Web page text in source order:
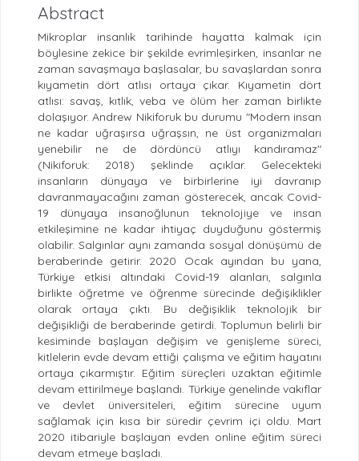
Abstract
Mikroplar insanlık tarihinde hayatta kalmak için
böylesine zekice bir şekilde evrimleşirken, insanlar ne
zaman savaşmaya başlasalar, bu savaşlardan sonra
kıyametin dört atlısı ortaya çıkar. Kıyametin dört
atlısı: savaş, kıtlık, veba ve ölüm her zaman birlikte
dolaşıyor. Andrew Nikiforuk bu durumu "Modern insan
ne kadar uğraşırsa uğraşsın, ne üst organizmaları
yenebilir ne de dördüncü atlıyı kandıramaz"
(Nikiforuk: 2018) şeklinde açıklar. Gelecekteki
insanların dünyaya ve birbirlerine iyi davranıp
davranmayacağını zaman gösterecek, ancak Covid-
19 dünyaya insanoğlunun teknolojiye ve insan
etkileşimine ne kadar ihtiyaç duyduğunu göstermiş
olabilir. Salgınlar aynı zamanda sosyal dönüşümü de
beraberinde getirir. 2020 Ocak ayından bu yana,
Türkiye etkisi altındaki Covid-19 alanları, salgınla
birlikte öğretme ve öğrenme sürecinde değişiklikler
olarak ortaya çıktı. Bu değişiklik teknolojik bir
değişikliği de beraberinde getirdi. Toplumun belirli bir
kesiminde başlayan değişim ve genişleme süreci,
kitlelerin evde devam ettiği çalışma ve eğitim hayatını
ortaya çıkarmıştır. Eğitim süreçleri uzaktan eğitimle
devam ettirilmeye başlandı. Türkiye genelinde vakıflar
ve devlet üniversiteleri, eğitim sürecine uyum
sağlamak için kısa bir süredir çevrim içi oldu. Mart
2020 itibariyle başlayan evden online eğitim süreci
devam etmeye başladı.